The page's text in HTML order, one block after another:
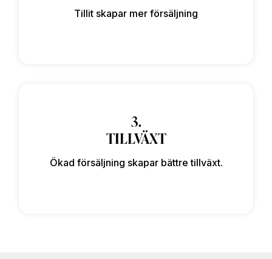
Tillit skapar mer försäljning
3.
TILLVÄXT
Ökad försäljning skapar bättre tillväxt.